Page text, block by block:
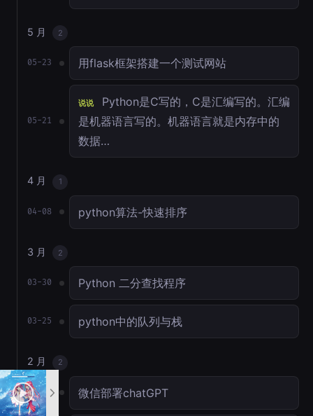
5 月 2
05-23 用flask框架搭建一个测试网站
05-21
说说
Python是C写的，C是汇编写的。汇编
是机器语言写的。机器语言就是内存中的
数据…
4 月 1
04-08 python算法-快速排序
3 月 2
03-30 Python 二分查找程序
03-25 python中的队列与栈
2 月 2
02-17 微信部署chatGPT